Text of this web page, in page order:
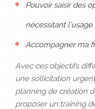
Pouvoir saisir des
nécessitant
Accompagner ma
Avec ces objectifs
une sollicitation
planning de création
proposer un training